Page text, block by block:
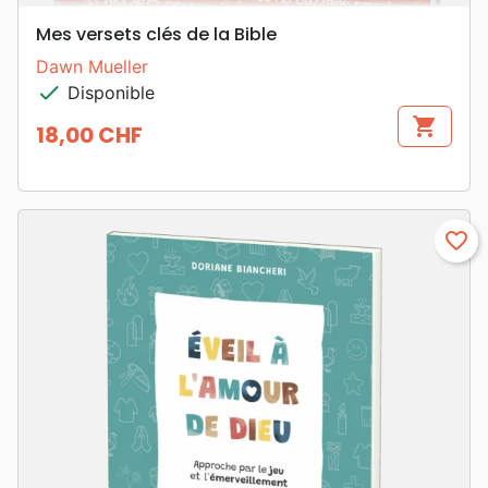
Mes versets clés de la Bible
Dawn Mueller
check Disponible
Prix
18,00 CHF shopping_cart
favorite_border